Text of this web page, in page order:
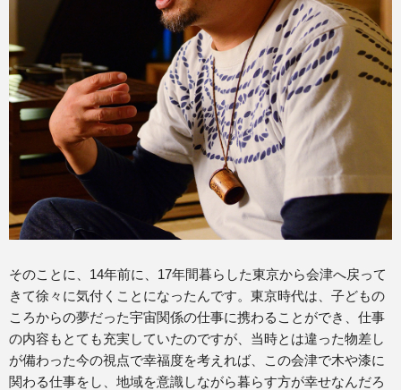
そのことに、14年前に、17年間暮らした東京から会津へ戻って
きて徐々に気付くことになったんです。東京時代は、子どもの
ころからの夢だった宇宙関係の仕事に携わることができ、仕事
の内容もとても充実していたのですが、当時とは違った物差し
が備わった今の視点で幸福度を考えれば、この会津で木や漆に
関わる仕事をし、地域を意識しながら暮らす方が幸せなんだろ